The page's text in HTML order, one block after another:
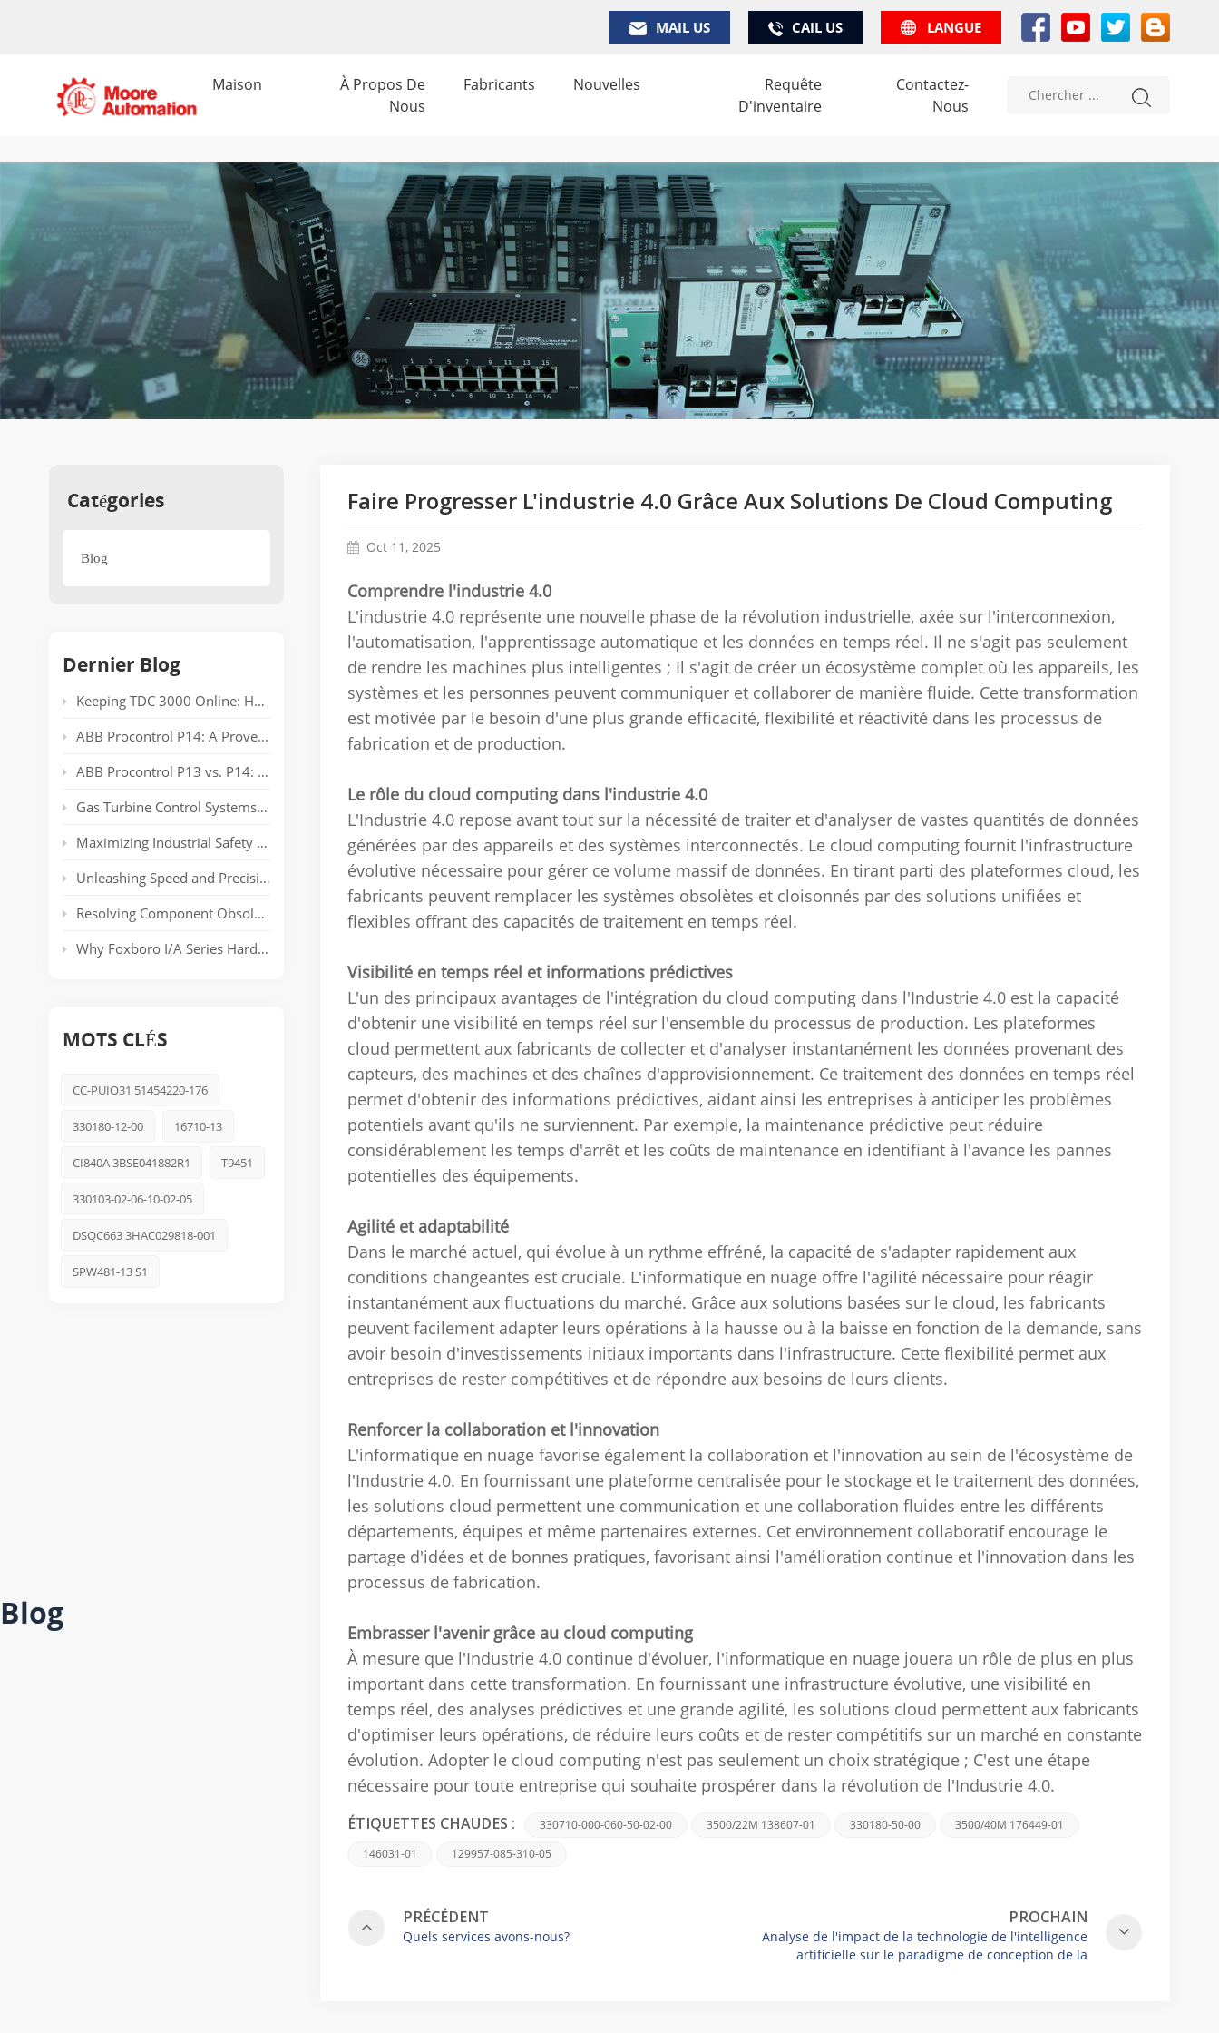
MAIL US CAIL US LANGUE
Maison
À Propos De
Nous
Fabricants Nouvelles
Requête
D'inventaire
Contactez-
Nous
Blog
Catégories
Blog
Dernier Blog
Keeping TDC 3000 Online: Honeywell EPLCG Gateway Compatibility, Specifications and Spare Parts
ABB Procontrol P14: A Proven Power Plant Automation System Supporting Reliable Generation for Decades
ABB Procontrol P13 vs. P14: Technical Comparison and Spare Parts Guide
Gas Turbine Control Systems: Common Automation Platforms and Spare Parts Used in Power Generation
Maximizing Industrial Safety and Connectivity with the HIMA HIMatrix Series
Unleashing Speed and Precision: The Power of ABB’s AC 800PEC Control System
Resolving Component Obsolescence in ICS Triplex Trusted® T8000 Series Safety Systems
Why Foxboro I/A Series Hardware Still Dominates Long-Life Process Plants
MOTS CLÉS
CC-PUIO31 51454220-176
330180-12-00 16710-13
CI840A 3BSE041882R1 T9451
330103-02-06-10-02-05
DSQC663 3HAC029818-001
SPW481-13 S1
Faire Progresser L'industrie 4.0 Grâce Aux Solutions De Cloud Computing
Oct 11, 2025
Comprendre l'industrie 4.0
L'industrie 4.0 représente une nouvelle phase de la révolution industrielle, axée sur l'interconnexion,
l'automatisation, l'apprentissage automatique et les données en temps réel. Il ne s'agit pas seulement
de rendre les machines plus intelligentes ; Il s'agit de créer un écosystème complet où les appareils, les
systèmes et les personnes peuvent communiquer et collaborer de manière fluide. Cette transformation
est motivée par le besoin d'une plus grande efficacité, flexibilité et réactivité dans les processus de
fabrication et de production.
Le rôle du cloud computing dans l'industrie 4.0
L'Industrie 4.0 repose avant tout sur la nécessité de traiter et d'analyser de vastes quantités de données
générées par des appareils et des systèmes interconnectés. Le cloud computing fournit l'infrastructure
évolutive nécessaire pour gérer ce volume massif de données. En tirant parti des plateformes cloud, les
fabricants peuvent remplacer les systèmes obsolètes et cloisonnés par des solutions unifiées et
flexibles offrant des capacités de traitement en temps réel.
Visibilité en temps réel et informations prédictives
L'un des principaux avantages de l'intégration du cloud computing dans l'Industrie 4.0 est la capacité
d'obtenir une visibilité en temps réel sur l'ensemble du processus de production. Les plateformes
cloud permettent aux fabricants de collecter et d'analyser instantanément les données provenant des
capteurs, des machines et des chaînes d'approvisionnement. Ce traitement des données en temps réel
permet d'obtenir des informations prédictives, aidant ainsi les entreprises à anticiper les problèmes
potentiels avant qu'ils ne surviennent. Par exemple, la maintenance prédictive peut réduire
considérablement les temps d'arrêt et les coûts de maintenance en identifiant à l'avance les pannes
potentielles des équipements.
Agilité et adaptabilité
Dans le marché actuel, qui évolue à un rythme effréné, la capacité de s'adapter rapidement aux
conditions changeantes est cruciale. L'informatique en nuage offre l'agilité nécessaire pour réagir
instantanément aux fluctuations du marché. Grâce aux solutions basées sur le cloud, les fabricants
peuvent facilement adapter leurs opérations à la hausse ou à la baisse en fonction de la demande, sans
avoir besoin d'investissements initiaux importants dans l'infrastructure. Cette flexibilité permet aux
entreprises de rester compétitives et de répondre aux besoins de leurs clients.
Renforcer la collaboration et l'innovation
L'informatique en nuage favorise également la collaboration et l'innovation au sein de l'écosystème de
l'Industrie 4.0. En fournissant une plateforme centralisée pour le stockage et le traitement des données,
les solutions cloud permettent une communication et une collaboration fluides entre les différents
départements, équipes et même partenaires externes. Cet environnement collaboratif encourage le
partage d'idées et de bonnes pratiques, favorisant ainsi l'amélioration continue et l'innovation dans les
processus de fabrication.
Embrasser l'avenir grâce au cloud computing
À mesure que l'Industrie 4.0 continue d'évoluer, l'informatique en nuage jouera un rôle de plus en plus
important dans cette transformation. En fournissant une infrastructure évolutive, une visibilité en
temps réel, des analyses prédictives et une grande agilité, les solutions cloud permettent aux fabricants
d'optimiser leurs opérations, de réduire leurs coûts et de rester compétitifs sur un marché en constante
évolution. Adopter le cloud computing n'est pas seulement un choix stratégique ; C'est une étape
nécessaire pour toute entreprise qui souhaite prospérer dans la révolution de l'Industrie 4.0.
ÉTIQUETTES CHAUDES : 330710-000-060-50-02-00 3500/22M 138607-01 330180-50-00
3500/40M 176449-01
146031-01
129957-085-310-05
PRÉCÉDENT
Quels services avons-nous?
PROCHAIN
Analyse de l'impact de la technologie de l'intelligence
artificielle sur le paradigme de conception de la